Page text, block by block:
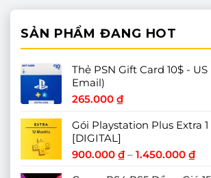
SẢN PHẨM ĐANG HOT
Thẻ PSN Gift Card 10$ -
Email)
265.000 ₫
Gói Playstation Plus Extra
[DIGITAL]
900.000 ₫ – 1.450.000 ₫